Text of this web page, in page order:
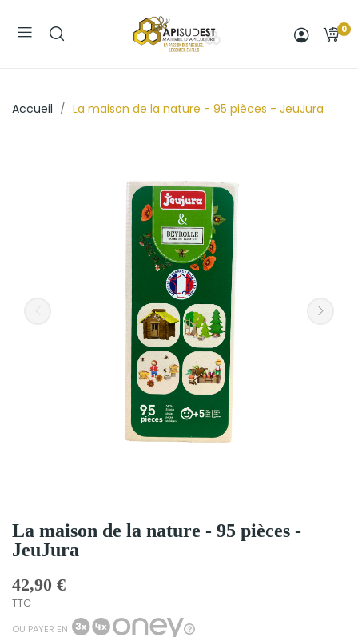
0
Accueil La maison de la nature - 95 pièces - JeuJura
La maison de la nature - 95 pièces -
JeuJura
42,90 €
TTC
OU PAYER EN